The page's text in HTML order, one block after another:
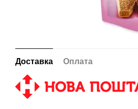
Доставка Оплата